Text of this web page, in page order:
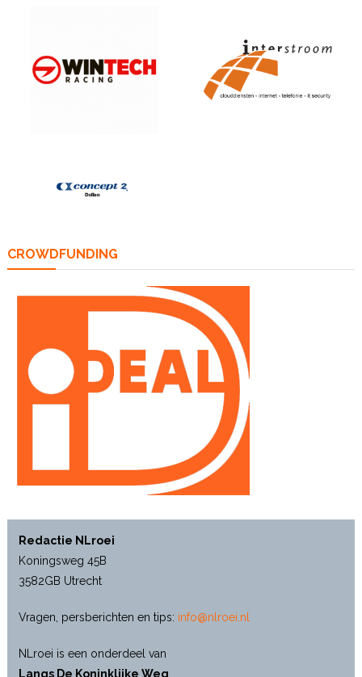
CROWDFUNDING
Redactie NLroei
Koningsweg 45B
3582GB Utrecht
Vragen, persberichten en tips: info@nlroei.nl
NLroei is een onderdeel van
Langs De Koninklijke Weg